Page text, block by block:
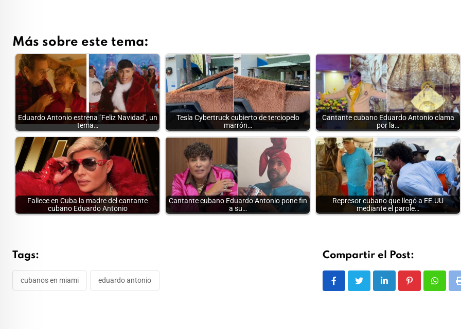
Más sobre este tema:
Eduardo Antonio estrena "Feliz Navidad", un
tema…
Tesla Cybertruck cubierto de terciopelo
marrón…
Cantante cubano Eduardo Antonio clama
por la…
Fallece en Cuba la madre del cantante
cubano Eduardo Antonio
Cantante cubano Eduardo Antonio pone fin
a su…
Represor cubano que llegó a EE.UU
mediante el parole…
Tags:
cubanos en miami eduardo antonio
Compartir el Post:
LinkedIn Pinterest